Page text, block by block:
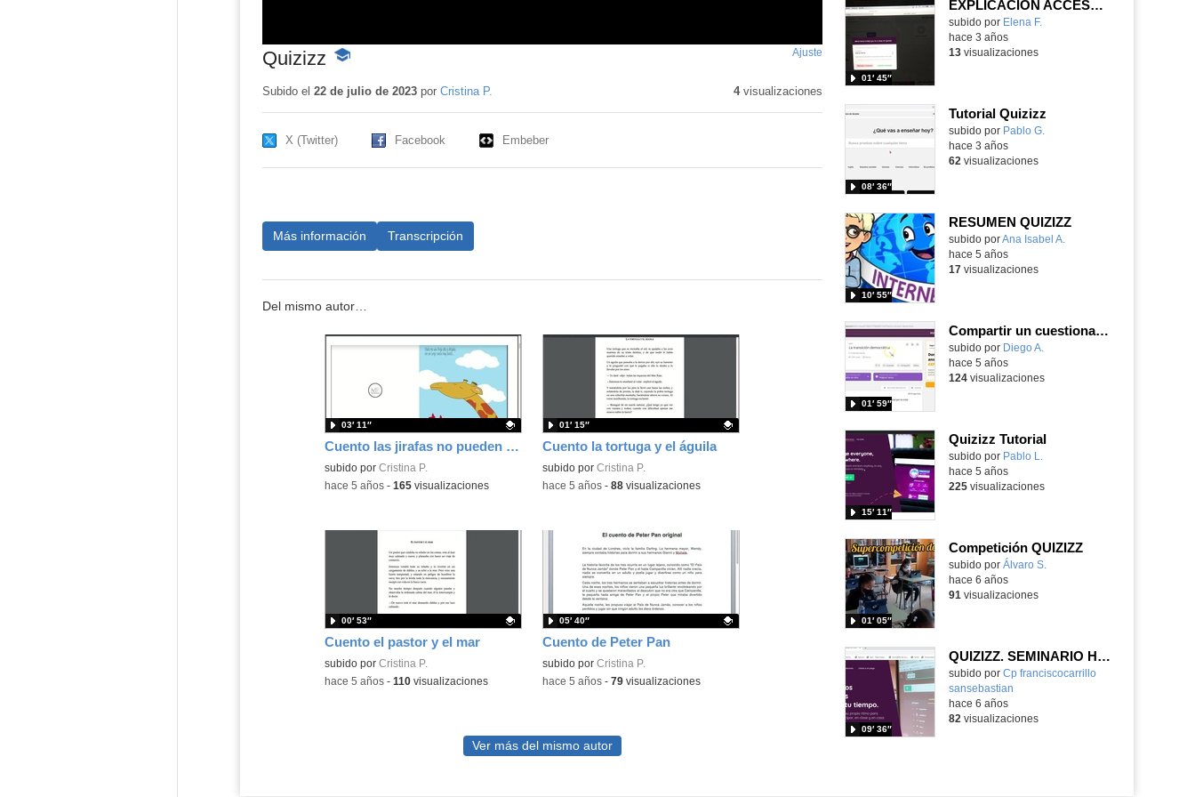
Quizizz
-
educativo
Ajuste
pantalla
Subido el 22 de julio de 2023por Cristina P. 4visualizaciones
X (Twitter) Facebook Embeber
Más información Transcripción
Del mismo autor…
Cuento las jirafas no pueden bailar
Contenido educativo.
subido por Cristina P.
03′ 11″
-hace 5 años- 165visualizaciones
Cuento la tortuga y el águila
Contenido educativo.
subido por Cristina P.
01′ 15″
-hace 5 años- 88visualizaciones
Cuento el pastor y el mar
Contenido educativo.
subido por Cristina P.
00′ 53″
-hace 5 años- 110visualizaciones
Cuento de Peter Pan
Contenido educativo.
subido por Cristina P.
05′ 40″
-hace 5 años- 79visualizaciones
Ver más del mismo autor
EXPLICACIÓN ACCESO APP QUIZIZZ
subido por Elena F.
01′ 45″
hace 3 años
13visualizaciones
Tutorial Quizizz
Contenido educativo.
subido por Pablo G.
08′ 36″
hace 3 años
62 visualizaciones
RESUMEN QUIZIZZ
Contenido educativo.
subido porAna Isabel A.
10′ 55″
hace 5 años
17visualizaciones
Compartir un cuestionario de Quizizz como una entrega en el AV
subido por Diego A.
01′ 59″
hace 5 años
124visualizaciones
Quizizz Tutorial
Contenido educativo.
subido por Pablo L.
15′ 11″
hace 5 años
225visualizaciones
Competición QUIZIZZ
Contenido educativo.
subido por Álvaro S.
01′ 05″
hace 6 años
91 visualizaciones
QUIZIZZ. SEMINARIO HERRAMIENTAS DIGITALES PARA APLICAR EN EL AULA. CEIP FRANCISCO CARRILLO
subido por Cp franciscocarrillo
sansebastian
09′ 36″
hace 6 años
82 visualizaciones